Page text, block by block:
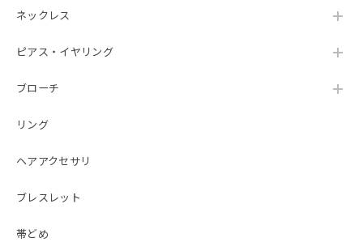
ネックレス
ピアス・イヤリング
ブローチ
リング
ヘアアクセサリ
ブレスレット
帯どめ